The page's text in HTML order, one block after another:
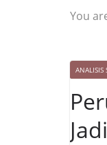
You
ANALISIS